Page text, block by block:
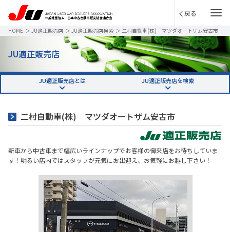
戻る
HOME ＞ JU適正販売店 ＞ JU適正販売店検索 ＞ 二村自動車(株) マツダオートザム安古市
JU適正販売店
JU適正販売店とは JU適正販売店を検索
二村自動車(株) マツダオートザム安古市
新車から中古車まで幅広いラインナップでお客様の御来店をお待ちしていま
す！明るい店内ではスタッフが元気にお出迎え、お気軽にお越し下さい！